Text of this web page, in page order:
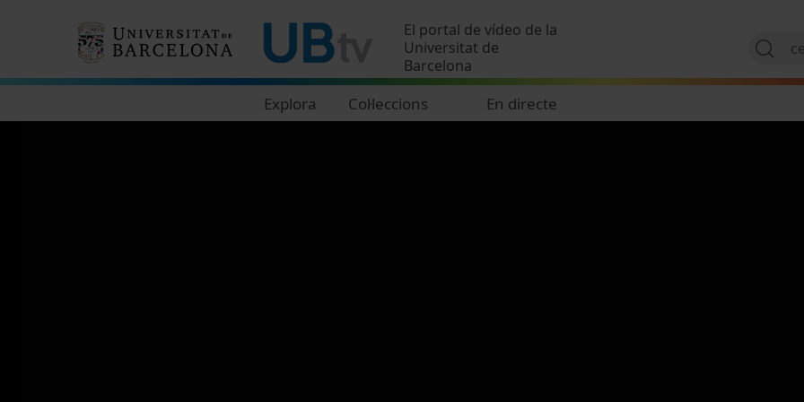
El portal de vídeo de la
Universitat de
Barcelona
Explora Col·leccions En directe